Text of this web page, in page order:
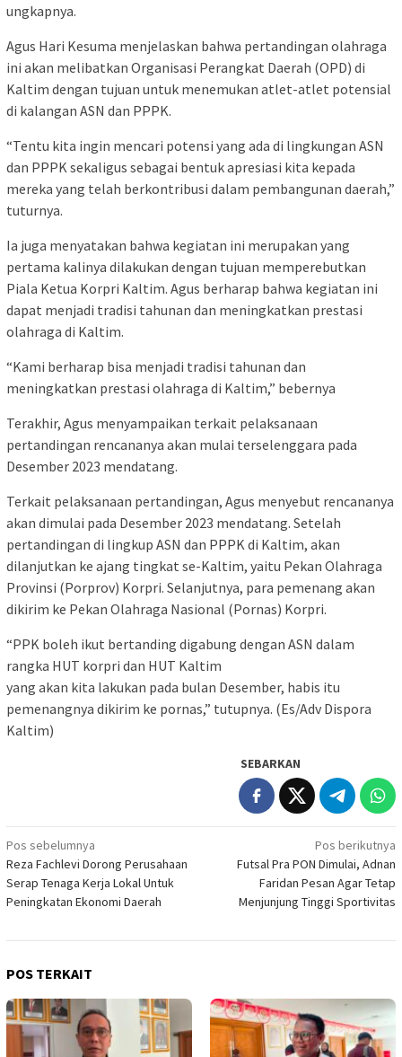
ungkapnya.
Agus Hari Kesuma menjelaskan bahwa pertandingan olahraga
ini akan melibatkan Organisasi Perangkat Daerah (OPD) di
Kaltim dengan tujuan untuk menemukan atlet-atlet potensial
di kalangan ASN dan PPPK.
“Tentu kita ingin mencari potensi yang ada di lingkungan ASN
dan PPPK sekaligus sebagai bentuk apresiasi kita kepada
mereka yang telah berkontribusi dalam pembangunan daerah,”
tuturnya.
Ia juga menyatakan bahwa kegiatan ini merupakan yang
pertama kalinya dilakukan dengan tujuan memperebutkan
Piala Ketua Korpri Kaltim. Agus berharap bahwa kegiatan ini
dapat menjadi tradisi tahunan dan meningkatkan prestasi
olahraga di Kaltim.
“Kami berharap bisa menjadi tradisi tahunan dan
meningkatkan prestasi olahraga di Kaltim,” bebernya
Terakhir, Agus menyampaikan terkait pelaksanaan
pertandingan rencananya akan mulai terselenggara pada
Desember 2023 mendatang.
Terkait pelaksanaan pertandingan, Agus menyebut rencananya
akan dimulai pada Desember 2023 mendatang. Setelah
pertandingan di lingkup ASN dan PPPK di Kaltim, akan
dilanjutkan ke ajang tingkat se-Kaltim, yaitu Pekan Olahraga
Provinsi (Porprov) Korpri. Selanjutnya, para pemenang akan
dikirim ke Pekan Olahraga Nasional (Pornas) Korpri.
“PPK boleh ikut bertanding digabung dengan ASN dalam
rangka HUT korpri dan HUT Kaltim
yang akan kita lakukan pada bulan Desember, habis itu
pemenangnya dikirim ke pornas,” tutupnya. (Es/Adv Dispora
Kaltim)
SEBARKAN
Navigasi
pos
Pos sebelumnya
Reza Fachlevi Dorong Perusahaan
Serap Tenaga Kerja Lokal Untuk
Peningkatan Ekonomi Daerah
Pos berikutnya
Futsal Pra PON Dimulai, Adnan
Faridan Pesan Agar Tetap
Menjunjung Tinggi Sportivitas
POS TERKAIT